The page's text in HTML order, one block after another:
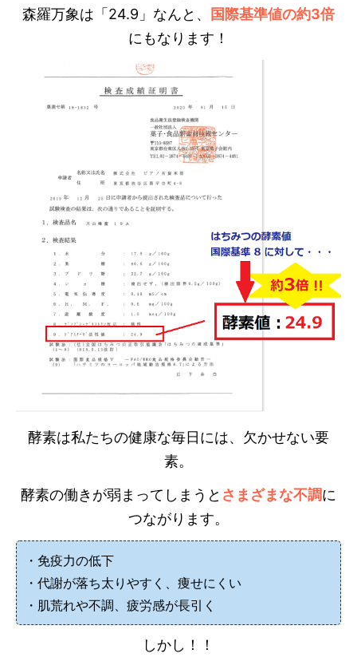
森羅万象は「24.9」なんと、
国際基準値の約3倍
にもなります！
酵素は私たちの健康な毎日には、欠かせない要
素。
酵素の働きが弱まってしまうと さまざまな不調に
つながります。
・免疫力の低下
・代謝が落ち太りやすく、痩せにくい
・肌荒れや不調、疲労感が長引く
しかし！！